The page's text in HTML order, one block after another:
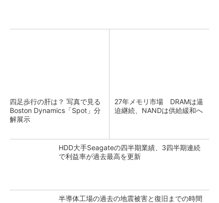
四足歩行の肝は？ 写真で見る
Boston Dynamics「Spot」分
解展示
27年メモリ市場 DRAMは逼
迫継続、NANDは供給緩和へ
HDD大手Seagateの四半期業績、3四半期連続
で利益率が過去最高を更新
半導体工場の過去の地震被害と復旧までの時間